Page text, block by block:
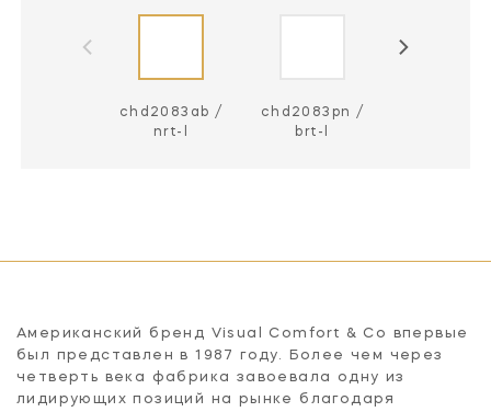
chd2083ab /
nrt-l
chd2083pn /
brt-l
Американский бренд Visual Comfort & Co впервые
был представлен в 1987 году. Более чем через
четверть века фабрика завоевала одну из
лидирующих позиций на рынке благодаря